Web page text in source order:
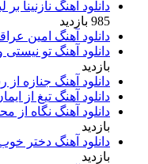
دانلود آهنگ نازنینا
985 بازدید
دانلود آهنگ امین
دانلود آهنگ تو
بازدید
دانلود آهنگ جنازه
دانلود آهنگ تیغ از
دانلود آهنگ نگاه از
بازدید
دانلود آهنگ دختر
بازدید